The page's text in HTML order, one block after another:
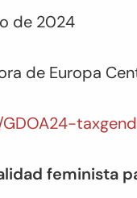
de 2024
de Europa
feminista